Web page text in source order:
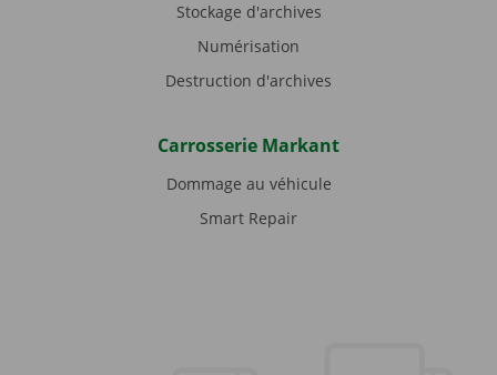
Stockage d'archives
Numérisation
Destruction d'archives
Carrosserie Markant
Dommage au véhicule
Smart Repair